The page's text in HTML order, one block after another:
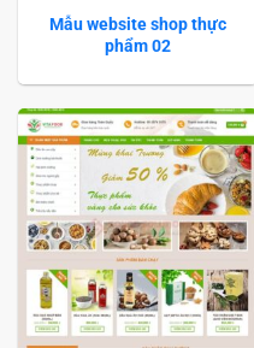
Mẫu website shop thực
phẩm 02